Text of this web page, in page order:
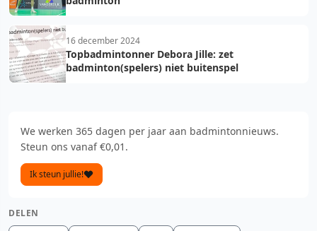
16 december 2024
Topbadmintonner Debora Jille: zet
badminton(spelers) niet buitenspel
We werken 365 dagen per jaar aan badmintonnieuws.
Steun ons vanaf €0,01.
Ik steun jullie!
DELEN